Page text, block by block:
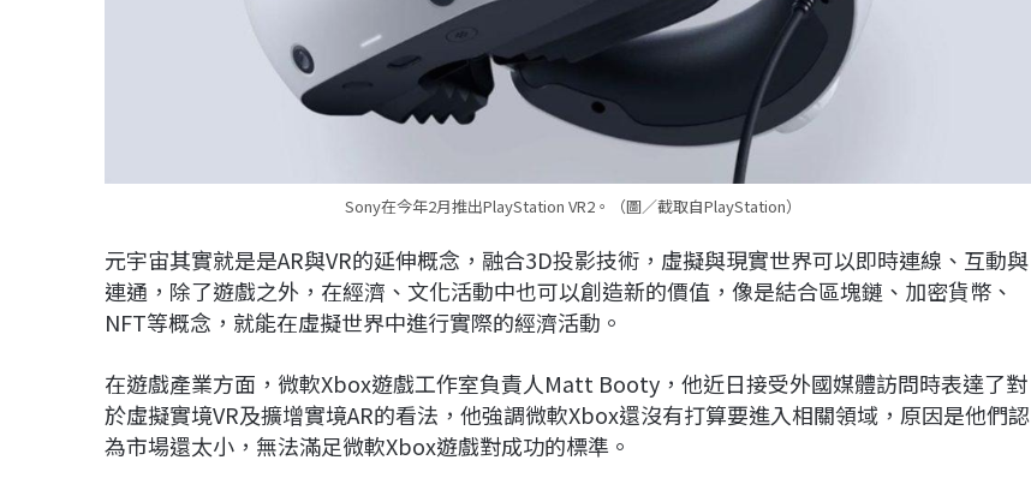
Sony在今年2月推出PlayStation VR2。（圖／截取自PlayStation）
元宇宙其實就是是AR與VR的延伸概念，融合3D投影技術，虛擬與現實世界可以即時連線、互動與
連通，除了遊戲之外，在經濟、文化活動中也可以創造新的價值，像是結合區塊鏈、加密貨幣、
NFT等概念，就能在虛擬世界中進行實際的經濟活動。
在遊戲產業方面，微軟Xbox遊戲工作室負責人Matt Booty，他近日接受外國媒體訪問時表達了對
於虛擬實境VR及擴增實境AR的看法，他強調微軟Xbox還沒有打算要進入相關領域，原因是他們認
為市場還太小，無法滿足微軟Xbox遊戲對成功的標準。